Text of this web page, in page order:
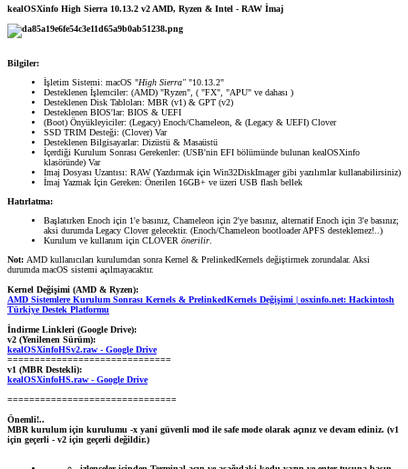
kealOSXinfo High Sierra 10.13.2 v2 AMD, Ryzen & Intel - RAW İmaj
Bilgiler:
İşletim Sistemi: macOS "High Sierra" "10.13.2"
Desteklenen İşlemciler: (AMD) "Ryzen", ( "FX", "APU" ve dahası )
Desteklenen Disk Tabloları: MBR (v1) & GPT (v2)
Desteklenen BIOS'lar: BIOS & UEFI
(Boot) Önyükleyiciler: (Legacy) Enoch/Chameleon, & (Legacy & UEFI) Clover
SSD TRIM Desteği: (Clover) Var
Desteklenen Bilgisayarlar: Dizüstü & Masaüstü
İçerdiği Kurulum Sonrası Gerekenler: (USB'nin EFI bölümünde bulunan kealOSXinfo
klasöründe) Var
Imaj Dosyası Uzantısı: RAW (Yazdırmak için Win32DiskImager gibi yazılımlar kullanabilirsiniz)
İmaj Yazmak İçin Gereken: Önerilen 16GB+ ve üzeri USB flash bellek
Hatırlatma:
Başlatırken Enoch için 1'e basınız, Chameleon için 2'ye basınız, alternatif Enoch için 3'e basınız;
aksi durumda Legacy Clover gelecektir. (Enoch/Chameleon bootloader APFS desteklemez!..)
Kurulum ve kullanım için CLOVER önerilir
Not: AMD kullanıcıları kurulumdan sonra Kernel & PrelinkedKernels değiştirmek zorundalar. Aksi
durumda macOS sistemi açılmayacaktır.
Kernel Değişimi (AMD & Ryzen):
AMD Sistemlere Kurulum Sonrası Kernels & PrelinkedKernels Değişimi | osxinfo.net: Hackintosh
Türkiye Destek Platformu
İndirme Linkleri (Google Drive):
v2 (Yenilenen Sürüm):
kealOSXinfoHSv2.raw - Google Drive
==============================
v1 (MBR Destekli):
kealOSXinfoHS.raw - Google Drive
===============================
Önemli!..
MBR kurulum için kurulumu -x yani güvenli mod ile safe mode olarak açınız ve devam ediniz. (v1
için geçerli - v2 için geçerli değildir.)